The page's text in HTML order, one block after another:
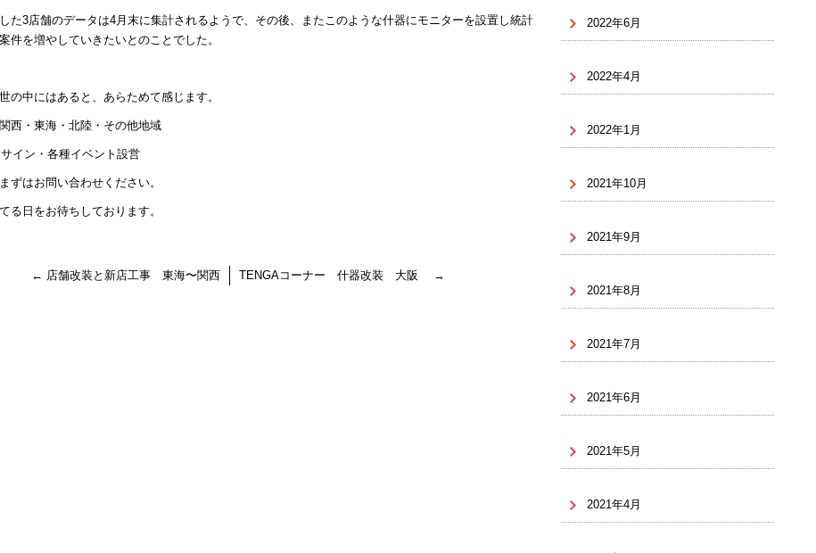
た3店舗のデータは4月末に集計されるようで、その後、またこのような什器にモニターを設置し統計
件を増やしていきたいとのことでした。
の中にはあると、あらためて感じます。
西・東海・北陸・その他地域
イン・各種イベント設営
ずはお問い合わせください。
る日をお待ちしております。
← 店舗改装と新店工事 東海〜関西 TENGAコーナー 什器改装 大阪 →
2022年6月
2022年4月
2022年1月
2021年10月
2021年9月
2021年8月
2021年7月
2021年6月
2021年5月
2021年4月